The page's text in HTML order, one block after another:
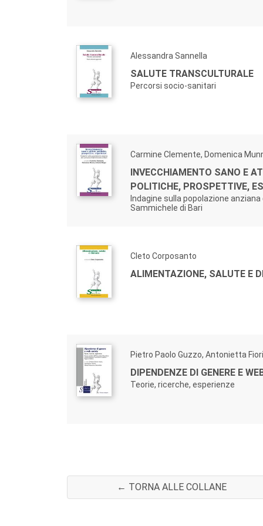
Marilin Mantineo, m.mantineo@unicz.it
Anna Trapasso, annatrapasso1@gmail.com
Alessandra Sannella
SALUTE TRANSCULTURALE
Percorsi socio-sanitari
Carmine Clemente, Domenica
INVECCHIAMENTO SANO E
POLITICHE, PROSPETTIVE,
Indagine sulla popolazione
Sammichele di Bari
Cleto Corposanto
ALIMENTAZIONE, SALUTE E
Pietro Paolo Guzzo, Antonietta
DIPENDENZE DI GENERE E
Teorie, ricerche, esperienze
← TORNA ALLE COLLANE